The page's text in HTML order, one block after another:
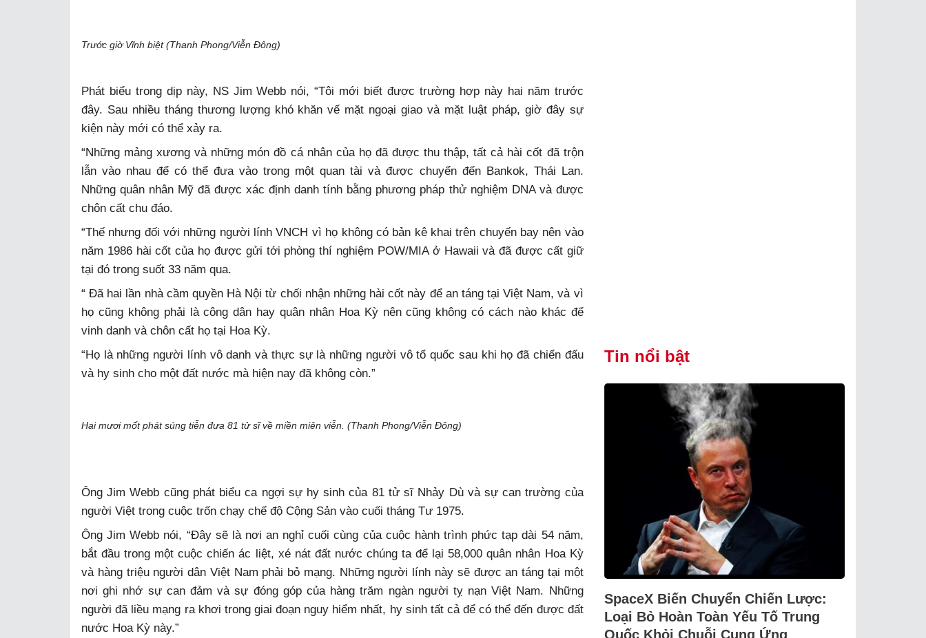
Trước giờ Vĩnh biệt (Thanh Phong/Viễn Đông)
Phát biểu trong dịp này, NS Jim Webb nói, “Tôi mới biết được trường hợp này hai năm trước
đây. Sau nhiều tháng thương lượng khó khăn vế mặt ngoại giao và mặt luật pháp, giờ đây sự
kiện này mới có thể xảy ra.
“Những mảng xương và những món đồ cá nhân của họ đã được thu thập, tất cả hài cốt đã trộn
lẫn vào nhau để có thể đưa vào trong một quan tài và được chuyển đến Bankok, Thái Lan.
Những quân nhân Mỹ đã được xác định danh tính bằng phương pháp thử nghiệm DNA và được
chôn cất chu đáo.
“Thế nhưng đối với những người lính VNCH vì họ không có bản kê khai trên chuyến bay nên vào
năm 1986 hài cốt của họ được gửi tới phòng thí nghiệm POW/MIA ở Hawaii và đã được cất giữ
tại đó trong suốt 33 năm qua.
“ Đã hai lần nhà cầm quyền Hà Nội từ chối nhận những hài cốt này để an táng tại Việt Nam, và vì
họ cũng không phải là công dân hay quân nhân Hoa Kỳ nên cũng không có cách nào khác để
vinh danh và chôn cất họ tại Hoa Kỳ.
“Họ là những người lính vô danh và thực sự là những người vô tổ quốc sau khi họ đã chiến đấu
và hy sinh cho một đất nước mà hiện nay đã không còn.”
Hai mươi mốt phát súng tiễn đưa 81 tử sĩ về miền miên viễn. (Thanh Phong/Viễn Đông)
Ông Jim Webb cũng phát biểu ca ngợi sự hy sinh của 81 tử sĩ Nhảy Dù và sự can trường của
người Việt trong cuộc trốn chạy chế độ Cộng Sản vào cuối tháng Tư 1975.
Ông Jim Webb nói, “Đây sẽ là nơi an nghỉ cuối cùng của cuộc hành trình phức tạp dài 54 năm,
bắt đầu trong một cuộc chiến ác liệt, xé nát đất nước chúng ta để lại 58,000 quân nhân Hoa Kỳ
và hàng triệu người dân Việt Nam phải bỏ mạng. Những người lính này sẽ được an táng tại một
nơi ghi nhớ sự can đảm và sự đóng góp của hàng trăm ngàn người tỵ nạn Việt Nam. Những
người đã liều mạng ra khơi trong giai đoạn nguy hiểm nhất, hy sinh tất cả để có thể đến được đất
nước Hoa Kỳ này.”
Tin nổi bật
SpaceX Biến Chuyển Chiến Lược:
Loại Bỏ Hoàn Toàn Yếu Tố Trung
Quốc Khỏi Chuỗi Cung Ứng